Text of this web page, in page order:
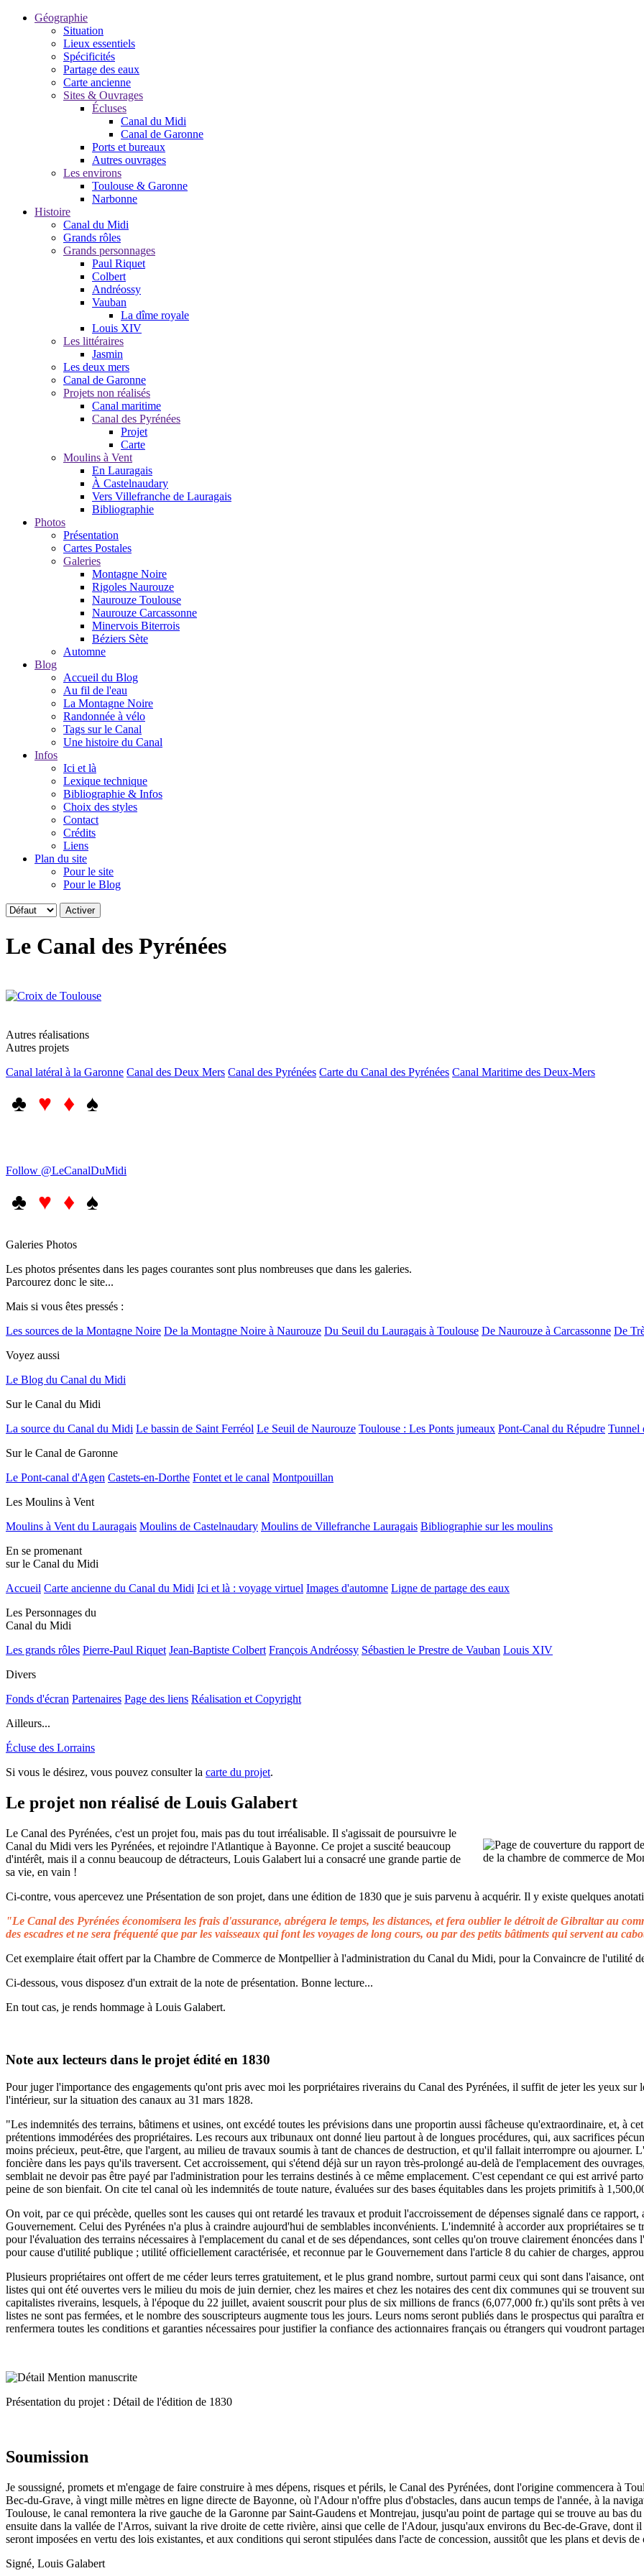
Géographie
Situation
Lieux essentiels
Spécificités
Partage des eaux
Carte ancienne
Sites & Ouvrages
Écluses
Canal du Midi
Canal de Garonne
Ports et bureaux
Autres ouvrages
Les environs
Toulouse & Garonne
Narbonne
Histoire
Canal du Midi
Grands rôles
Grands personnages
Paul Riquet
Colbert
Andréossy
Vauban
La dîme royale
Louis XIV
Les littéraires
Jasmin
Les deux mers
Canal de Garonne
Projets non réalisés
Canal maritime
Canal des Pyrénées
Projet
Carte
Moulins à Vent
En Lauragais
À Castelnaudary
Vers Villefranche de Lauragais
Bibliographie
Photos
Présentation
Cartes Postales
Galeries
Montagne Noire
Rigoles Naurouze
Naurouze Toulouse
Naurouze Carcassonne
Minervois Biterrois
Béziers Sète
Automne
Blog
Accueil du Blog
Au fil de l'eau
La Montagne Noire
Randonnée à vélo
Tags sur le Canal
Une histoire du Canal
Infos
Ici et là
Lexique technique
Bibliographie & Infos
Choix des styles
Contact
Crédits
Liens
Plan du site
Pour le site
Pour le Blog
Le Canal des Pyrénées
Autres réalisations
Autres projets
Canal latéral à la Garonne Canal des Deux Mers Canal des Pyrénées Carte du Canal des Pyrénées Canal Maritime des Deux-Mers
♣ ♥ ♦ ♠
Follow @LeCanalDuMidi
♣ ♥ ♦ ♠
Galeries Photos
Les photos présentes dans les pages courantes sont plus nombreuses que dans les galeries.
Parcourez donc le site...
Mais si vous êtes pressés :
Les sources de la Montagne Noire De la Montagne Noire à Naurouze Du Seuil du Lauragais à Toulouse De Naurouze à Carcassonne De
Voyez aussi
Le Blog du Canal du Midi
Sur le Canal du Midi
La source du Canal du Midi Le bassin de Saint Ferréol Le Seuil de Naurouze Toulouse : Les Ponts jumeaux Pont-Canal du Répudre Tunnel
Sur le Canal de Garonne
Le Pont-canal d'Agen Castets-en-Dorthe Fontet et le canal Montpouillan
Les Moulins à Vent
Moulins à Vent du Lauragais Moulins de Castelnaudary Moulins de Villefranche Lauragais Bibliographie sur les moulins
En se promenant
sur le Canal du Midi
Accueil Carte ancienne du Canal du Midi Ici et là : voyage virtuel Images d'automne Ligne de partage des eaux
Les Personnages du
Canal du Midi
Les grands rôles Pierre-Paul Riquet Jean-Baptiste Colbert François Andréossy Sébastien le Prestre de Vauban Louis XIV
Divers
Fonds d'écran Partenaires Page des liens Réalisation et Copyright
Ailleurs...
Écluse des Lorrains
Si vous le désirez, vous pouvez consulter la carte du projet.
Le projet non réalisé de Louis Galabert
Le Canal des Pyrénées, c'est un projet fou, mais pas du tout irréalisable. Il s'agissait de poursuivre le
Canal du Midi vers les Pyrénées, et rejoindre l'Atlantique à Bayonne. Ce projet a suscité beaucoup
d'intérêt, mais il a connu beaucoup de détracteurs, Louis Galabert lui a consacré une grande partie de
sa vie, en vain !
Ci-contre, vous apercevez une Présentation de son projet, dans une édition de 1830 que je suis parvenu à acquérir. Il y existe quelques
"Le Canal des Pyrénées économisera les frais d'assurance, abrégera le temps, les distances, et fera oublier le détroit de Gibraltar au
des escadres et ne sera fréquenté que par les vaisseaux qui font les voyages de long cours, ou par des petits bâtiments qui servent au
Cet exemplaire était offert par la Chambre de Commerce de Montpellier à l'administration du Canal du Midi, pour la Convaincre de l'utilité
Ci-dessous, vous disposez d'un extrait de la note de présentation. Bonne lecture...
En tout cas, je rends hommage à Louis Galabert.
Note aux lecteurs dans le projet édité en 1830
Pour juger l'importance des engagements qu'ont pris avec moi les porpriétaires riverains du Canal des Pyrénées, il suffit de jeter les yeux
l'intérieur, sur la situation des canaux au 31 mars 1828.
"Les indemnités des terrains, bâtimens et usines, ont excédé toutes les prévisions dans une proportin aussi fâcheuse qu'extraordinaire, et, à
prétentions immodérées des propriétaires. Les recours aux tribunaux ont donné lieu partout à de longues procédures, qui, aux sacrifices
moins précieux, peut-être, que l'argent, au milieu de travaux soumis à tant de chances de destruction, et qu'il fallait interrompre ou ajourner.
foncière dans les pays qu'ils traversent. Cet accroissement, qui s'étend déjà sur un rayon très-prolongé au-delà de l'emplacement des
semblait ne devoir pas être payé par l'administration pour les terrains destinés à ce même emplacement. C'est cependant ce qui est arrivé
peine de son bienfait. On cite tel canal où les indemnités de toute nature, évaluées sur des bases équitables dans les projets primitifs à
On voit, par ce qui précède, quelles sont les causes qui ont retardé les travaux et produit l'accroissement de dépenses signalé dans ce
Gouvernement. Celui des Pyrénées n'a plus à craindre aujourd'hui de semblables inconvénients. L'indemnité à accorder aux propriétaires se
pour l'évaluation des terrains nécessaires à l'emplacement du canal et de ses dépendances, sont celles qu'on trouve clairement énoncées
pour cause d'utilité publique ; utilité officiellement caractérisée, et reconnue par le Gouvernement dans l'article 8 du cahier de charges,
Plusieurs propriétaires ont offert de me céder leurs terres gratuitement, et le plus grand nombre, surtout parmi ceux qui sont dans l'aisance,
listes qui ont été ouvertes vers le milieu du mois de juin dernier, chez les maires et chez les notaires des cent dix communes qui se trouvent
capitalistes riverains, lesquels, à l'époque du 22 juillet, avaient souscrit pour plus de six millions de francs (6,077,000 fr.) qu'ils sont prêts à
listes ne sont pas fermées, et le nombre des souscripteurs augmente tous les jours. Leurs noms seront publiés dans le prospectus qui
renfermera toutes les conditions et garanties nécessaires pour justifier la confiance des actionnaires français ou étrangers qui voudront
Présentation du projet : Détail de l'édition de 1830
Soumission
Je soussigné, promets et m'engage de faire construire à mes dépens, risques et périls, le Canal des Pyrénées, dont l'origine commencera à
Bec-du-Grave, à vingt mille mètres en ligne directe de Bayonne, où l'Adour n'offre plus d'obstacles, dans aucun temps de l'année, à la
Toulouse, le canal remontera la rive gauche de la Garonne par Saint-Gaudens et Montrejau, jusqu'au point de partage qui se trouve au bas
ensuite dans la vallée de l'Arros, suivant la rive droite de cette rivière, ainsi que celle de l'Adour, jusqu'aux environs du Bec-de-Grave, dont
seront imposées en vertu des lois existantes, et aux conditions qui seront stipulées dans l'acte de concession, aussitôt que les plans et devis
Signé, Louis Galabert